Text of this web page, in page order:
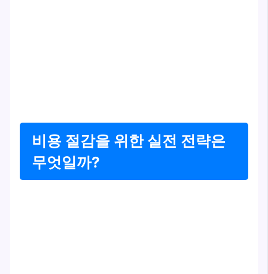
비용 절감을 위한 실전 전략은
무엇일까?